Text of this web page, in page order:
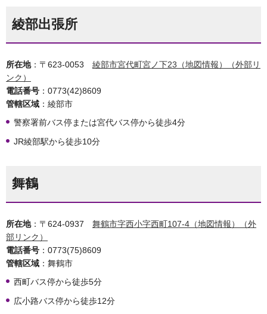
綾部出張所
所在地：〒623-0053 綾部市宮代町宮ノ下23（地図情報）（外部リ
ンク）
電話番号 ：0773(42)8609
管轄区域 ：綾部市
警察署前バス停または宮代バス停から徒歩4分
JR綾部駅から徒歩10分
舞鶴
所在地：〒624-0937 舞鶴市字西小字西町107-4（地図情報）（外
部リンク）
電話番号 ：0773(75)8609
管轄区域 ：舞鶴市
西町バス停から徒歩5分
広小路バス停から徒歩12分